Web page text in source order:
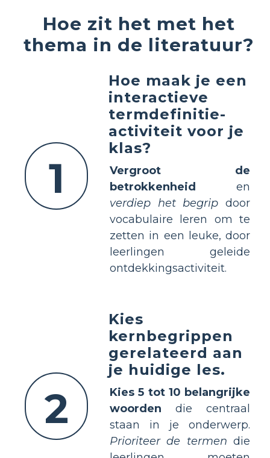
Hoe zit het met het
thema in de literatuur?
1
Hoe maak je een
interactieve
termdefinitie-
activiteit voor je
klas?
Vergroot de
betrokkenheid
en
verdiep het begrip door
vocabulaire leren om te
zetten in een leuke, door
leerlingen geleide
ontdekkingsactiviteit.
2
Kies
kernbegrippen
gerelateerd aan
je huidige les.
Kies 5 tot 10 belangrijke
woorden die centraal
staan in je onderwerp.
Prioriteer de termen die